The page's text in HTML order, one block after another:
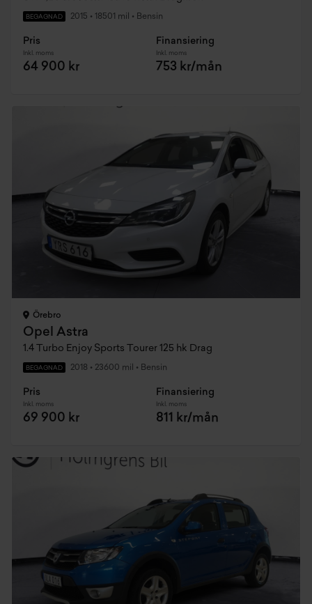
BEGAGNAD 2015 • 18501 mil • Bensin
Pris
Inkl. moms
64 900 kr
Finansiering
Inkl. moms
753 kr/mån
Örebro
Opel Astra
1.4 Turbo Enjoy Sports Tourer 125 hk Drag
BEGAGNAD 2018 • 23600 mil • Bensin
Pris
Inkl. moms
69 900 kr
Finansiering
Inkl. moms
811 kr/mån